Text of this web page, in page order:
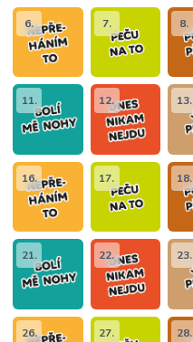
6. 7. 8.
11. 12. 13.
16. 17. 18.
21. 22. 23.
26. 27. 28.